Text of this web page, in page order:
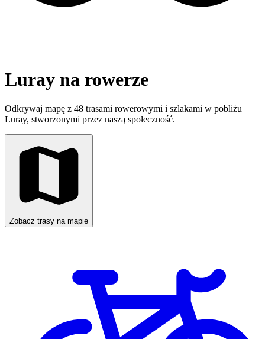
Luray na rowerze
Odkrywaj mapę z 48 trasami rowerowymi i szlakami w pobliżu
Luray, stworzonymi przez naszą społeczność.
Zobacz trasy na mapie